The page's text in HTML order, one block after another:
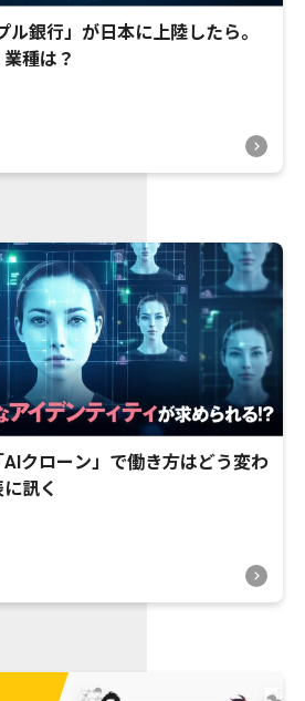
ル銀行」が日本に上陸したら。
種は？
クローン」で働き方はどう変わ
訊く